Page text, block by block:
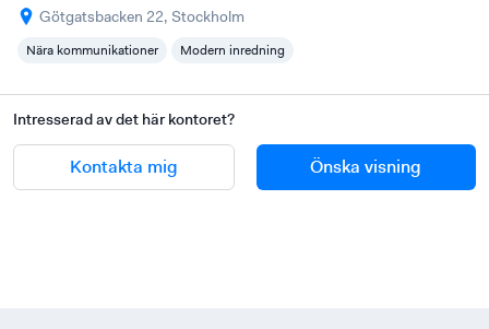
Götgatsbacken 22, Stockholm
Nära kommunikationer Modern inredning
Intresserad av det här kontoret?
Kontakta mig Önska visning